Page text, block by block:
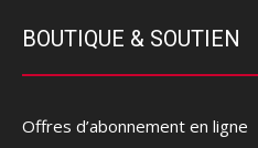
BOUTIQUE & SOUTIEN
Offres d’abonnement en ligne